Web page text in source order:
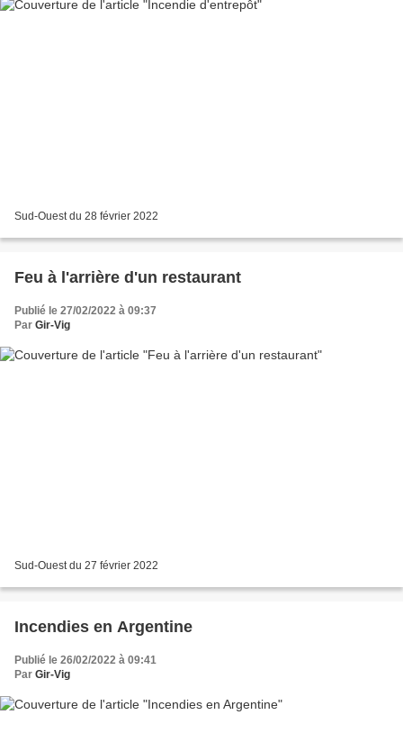
Sud-Ouest du 28 février 2022
Feu à l'arrière d'un restaurant
Publié le 27/02/2022 à 09:37
Par Gir-Vig
Sud-Ouest du 27 février 2022
Incendies en Argentine
Publié le 26/02/2022 à 09:41
Par Gir-Vig